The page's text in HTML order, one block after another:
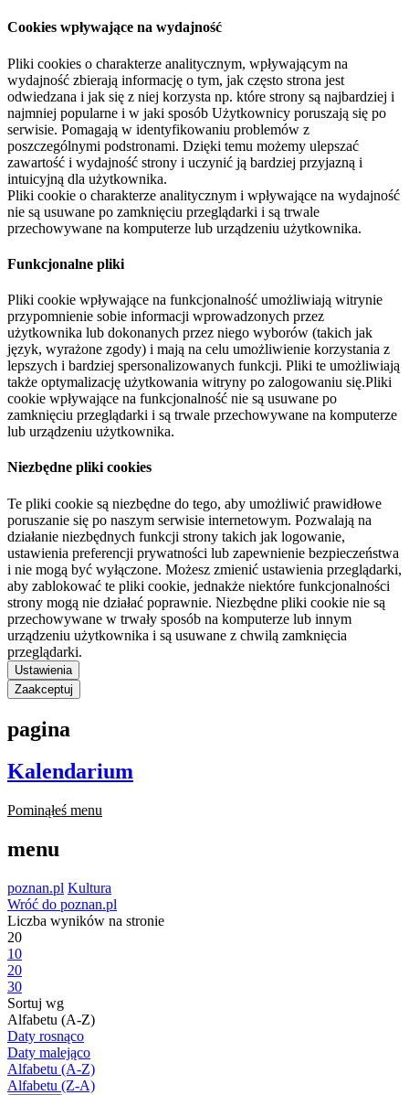
Cookies wpływające na wydajność
Pliki cookies o charakterze analitycznym, wpływającym na
wydajność zbierają informację o tym, jak często strona jest
odwiedzana i jak się z niej korzysta np. które strony są najbardziej i
najmniej popularne i w jaki sposób Użytkownicy poruszają się po
serwisie. Pomagają w identyfikowaniu problemów z
poszczególnymi podstronami. Dzięki temu możemy ulepszać
zawartość i wydajność strony i uczynić ją bardziej przyjazną i
intuicyjną dla użytkownika.
Pliki cookie o charakterze analitycznym i wpływające na wydajność
nie są usuwane po zamknięciu przeglądarki i są trwale
przechowywane na komputerze lub urządzeniu użytkownika.
Funkcjonalne pliki
Pliki cookie wpływające na funkcjonalność umożliwiają witrynie
przypomnienie sobie informacji wprowadzonych przez
użytkownika lub dokonanych przez niego wyborów (takich jak
język, wyrażone zgody) i mają na celu umożliwienie korzystania z
lepszych i bardziej spersonalizowanych funkcji. Pliki te umożliwiają
także optymalizację użytkowania witryny po zalogowaniu się.Pliki
cookie wpływające na funkcjonalność nie są usuwane po
zamknięciu przeglądarki i są trwale przechowywane na komputerze
lub urządzeniu użytkownika.
Niezbędne pliki cookies
Te pliki cookie są niezbędne do tego, aby umożliwić prawidłowe
poruszanie się po naszym serwisie internetowym. Pozwalają na
działanie niezbędnych funkcji strony takich jak logowanie,
ustawienia preferencji prywatności lub zapewnienie bezpieczeństwa
i nie mogą być wyłączone. Możesz zmienić ustawienia przeglądarki,
aby zablokować te pliki cookie, jednakże niektóre funkcjonalności
strony mogą nie działać poprawnie. Niezbędne pliki cookie nie są
przechowywane w trwały sposób na komputerze lub innym
urządzeniu użytkownika i są usuwane z chwilą zamknięcia
przeglądarki.
Ustawienia
Zaakceptuj
pagina
Kalendarium
Pominąłeś menu
menu
poznan.pl Kultura
Wróć do poznan.pl
Liczba wyników na stronie
20
10
20
30
Sortuj wg
Alfabetu (A-Z)
Daty rosnąco
Daty malejąco
Alfabetu (A-Z)
Alfabetu (Z-A)